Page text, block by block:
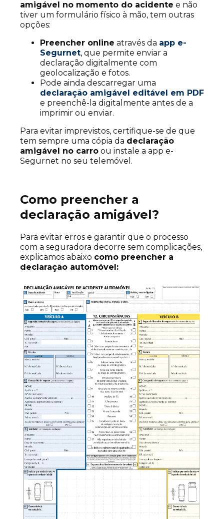
amigável no momento do acidente e não
tiver um formulário físico à mão, tem outras
opções:
Preencher online através da app e-
Segurnet, que permite enviar a
declaração digitalmente com
geolocalização e fotos.
Pode ainda descarregar uma
declaração amigável editável em PDF
e preenchê-la digitalmente antes de a
imprimir ou enviar.
Para evitar imprevistos, certifique-se de que
tem sempre uma cópia da declaração
amigável no carro ou instale a app e-
Segurnet no seu telemóvel.
Como preencher a
declaração amigável?
Para evitar erros e garantir que o processo
com a seguradora decorre sem complicações,
explicamos abaixo como preencher a
declaração automóvel: